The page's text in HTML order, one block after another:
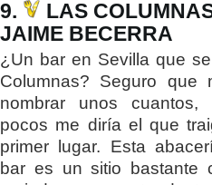
9.
LAS
JAIME BECERRA
¿Un bar en Sevilla que
Columnas? Seguro que
nombrar unos cuantos,
pocos me diría el que
primer lugar. Esta
bar es un sitio bastante